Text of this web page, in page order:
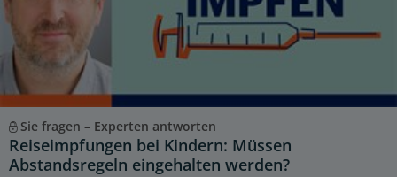
Sie fragen – Experten antworten
Reiseimpfungen bei Kindern: Müssen
Abstandsregeln eingehalten werden?